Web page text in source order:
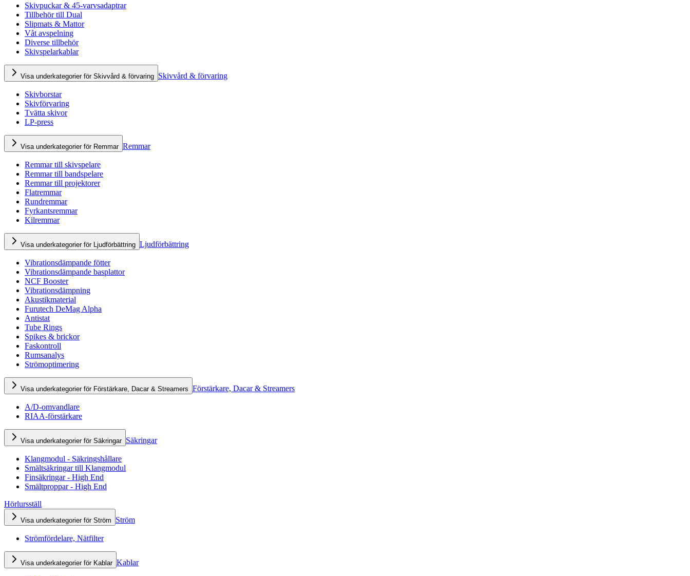
Skivpuckar & 45-varvsadaptrar
Tillbehör till Dual
Slipmats & Mattor
Våt avspelning
Diverse tillbehör
Skivspelarkablar
Visa underkategorier för Skivvård & förvaring Skivvård & förvaring
Skivborstar
Skivförvaring
Tvätta skivor
LP-press
Visa underkategorier för Remmar Remmar
Remmar till skivspelare
Remmar till bandspelare
Remmar till projektorer
Flatremmar
Rundremmar
Fyrkantsremmar
Kilremmar
Visa underkategorier för Ljudförbättring Ljudförbättring
Vibrationsdämpande fötter
Vibrationsdämpande basplattor
NCF Booster
Vibrationsdämpning
Akustikmaterial
Furutech DeMag Alpha
Antistat
Tube Rings
Spikes & brickor
Faskontroll
Rumsanalys
Strömoptimering
Visa underkategorier för Förstärkare, Dacar & Streamers Förstärkare, Dacar & Streamers
A/D-omvandlare
RIAA-förstärkare
Visa underkategorier för Säkringar Säkringar
Klangmodul - Säkringshållare
Smältsäkringar till Klangmodul
Finsäkringar - High End
Smältproppar - High End
Hörlursställ
Visa underkategorier för Ström Ström
Strömfördelare, Nätfilter
Visa underkategorier för Kablar Kablar